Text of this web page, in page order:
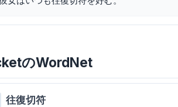
のWordNet
往復切符